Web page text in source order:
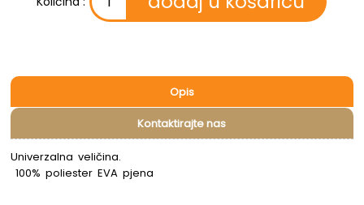
Opis
Kontaktirajte nas
Univerzalna veličina.
100% poliester EVA pjena